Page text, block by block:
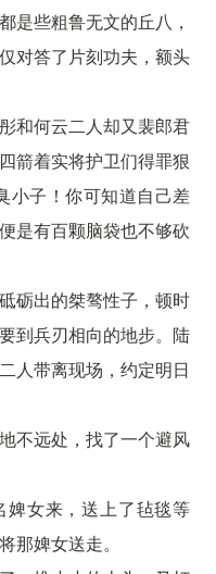
是些粗鲁无文的丘八，
对答了片刻功夫，额头
和何云二人却又裴郎君
箭着实将护卫们得罪狠
小子！你可知道自己差
是有百颗脑袋也不够砍
砺出的桀骜性子，顿时
到兵刃相向的地步。陆
人带离现场，约定明日
不远处，找了一个避风
女来，送上了毡毯等
那婢女送走。